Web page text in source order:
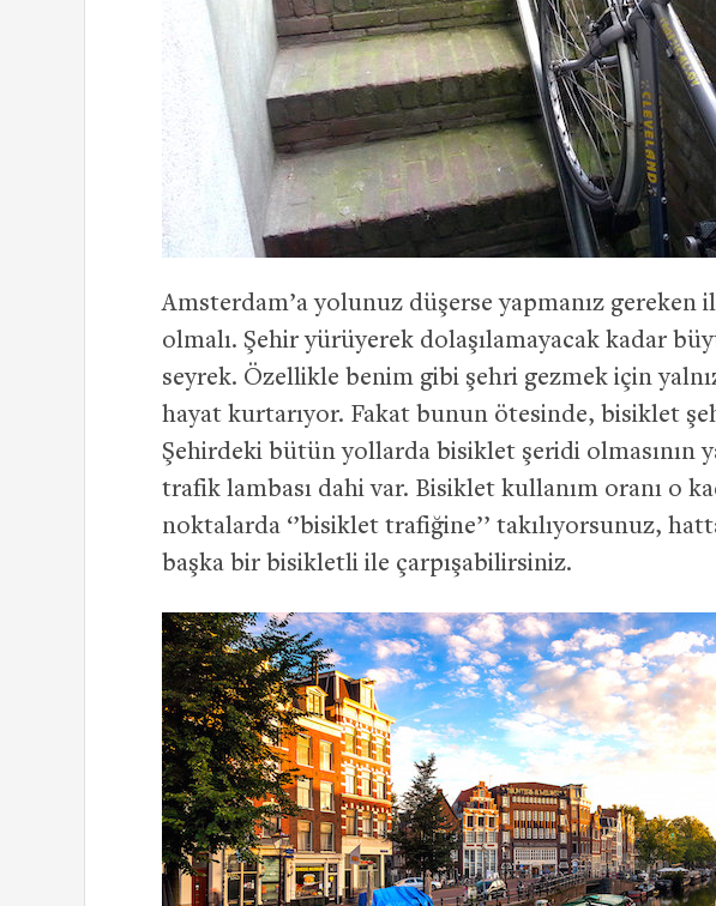
Amsterdam’a yolunuz düşerse yapmanız
olmalı. Şehir yürüyerek dolaşılamayacak kadar
seyrek. Özellikle benim gibi şehri gezmek için
hayat kurtarıyor. Fakat bunun ötesinde, bisiklet
Şehirdeki bütün yollarda bisiklet şeridi olmasının
trafik lambası dahi var. Bisiklet kullanım oranı o
noktalarda ‘’bisiklet trafiğine’’ takılıyorsunuz,
başka bir bisikletli ile çarpışabilirsiniz.